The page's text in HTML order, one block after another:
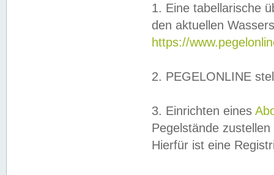
1. Eine tabellarische
den aktuellen
https://
2. PEGELONLINE
3. Einrichten eines
Pegelstände
Hierfür ist eine